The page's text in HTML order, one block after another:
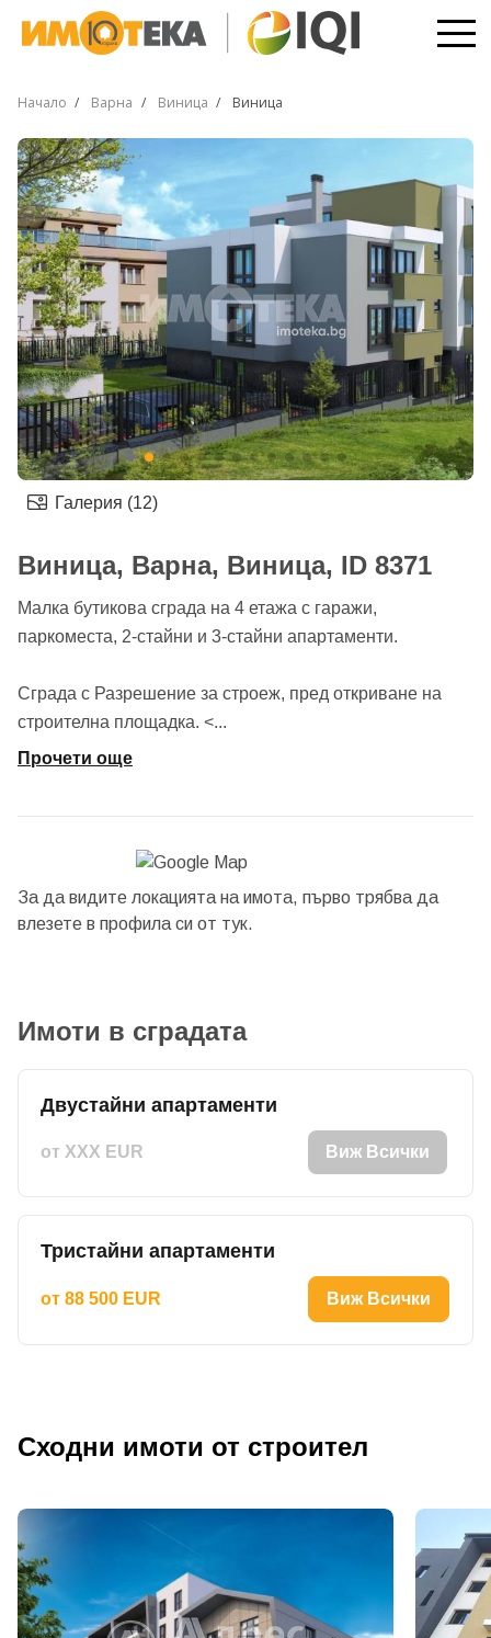
Начало Варна Виница Виница
Галерия (12)
Виница, Варна, Виница, ID 8371
Малка бутикова сграда на 4 етажа с гаражи,
паркоместа, 2-стайни и 3-стайни апартаменти.
Сграда с Разрешение за строеж, пред откриване на
строителна площадка. <...
Прочети още
За да видите локацията на имота, първо трябва да
влезете в профила си от тук.
Имоти в сградата
Двустайни апартаменти
от XXX EUR Виж Всички
Тристайни апартаменти
от 88 500 EUR Виж Всички
Сходни имоти от строител